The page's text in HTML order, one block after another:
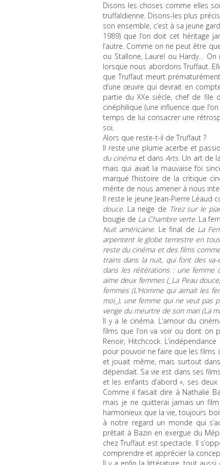
Disons les choses comme elles
truffaldienne. Disons-les plus
son ensemble, c’est à sa jeune
1989) que l’on doit cet héritage
l’autre. Comme on ne peut être
ou Stallone, Laurel ou Hardy…
lorsque nous abordons Truffaut.
que Truffaut meurt
d’une œuvre qui devrait en
partie du XXe siècle, chef de file
cinéphilique (une influence que
temps de lui consacrer une
soi.
Alors que reste-t-il de Truffaut ?
Il reste une plume acerbe et
du cinémaet dansArts. Un art de
mais qui avait la mauvaise foi
marqué l’histoire de la critique
mérite de nous amener à nous
Il reste le jeune Jean-Pierre Léaud
douce. La neige de Tirez sur le
bougie de La Chambre verte. La
Nuit américaine. Le final de La
arpentent le globe terrestre en
reste du cinéma et des films
trains dans la nuit, qui font des
dans les réitérations : une femme
aime deux femmes (_La Peau douce,
femmes (L’Homme qui aimait les
moi_), une femme qui ne veut pas
venge du meurtre de son mari (La
Il y a le cinéma. L’amour du
films que l’on va voir ou dont on
Renoir, Hitchcock.
pour pouvoir ne faire que les films
et jouait même, mais surtout
dépendait. Sa vie est dans ses
et les enfants d’abord », ses
Comme il faisait dire à Nathalie
mais je ne quitterai jamais un
harmonieux que la vie, toujours
à notre regard un monde qui
prêtait à Bazin en exergue du
chez Truffaut est spectacle. Il
comprendre et apprécier la